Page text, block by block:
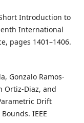
Introduction to
International
pages 1401–1406.
Gonzalo Ramos-
Ortiz-Diaz, and
Drift
IEEE